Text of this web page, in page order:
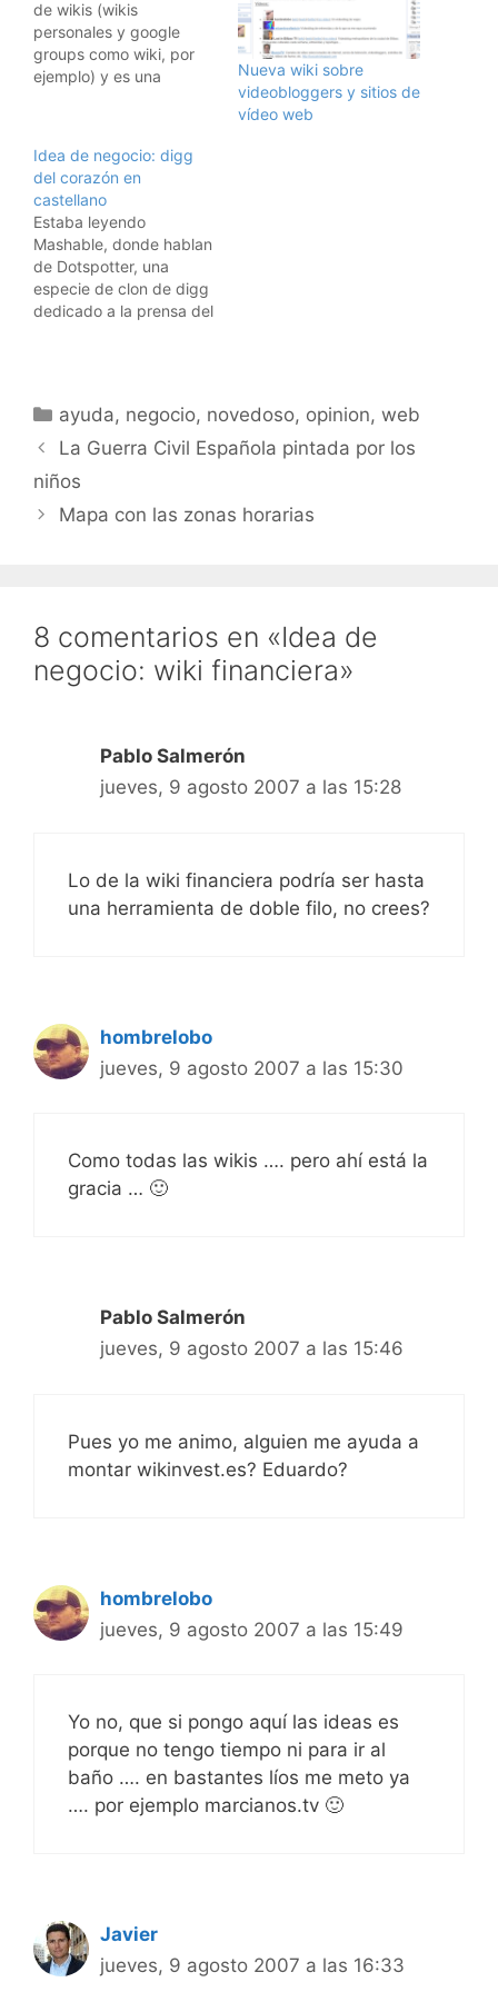
de wikis (wikis
personales y google
groups como wiki, por
ejemplo) y es una
wiki para mi solito para
guardas los marcadores,
textos, enlaces, trozos
de código y todo lo
demás que encuentro
por ahí. Y…
Nueva wiki sobre
videobloggers y sitios de
vídeo web
Idea de negocio: digg
del corazón en
castellano
Estaba leyendo
Mashable, donde hablan
de Dotspotter, una
especie de clon de digg
dedicado a la prensa del
castellano que trate de
ese tema tan
la prensa del corazón
tiene salida en…
Categorías
ayuda, negocio, novedoso, opinion,web
La Guerra Civil Española pintada por los
niños
Mapa con las zonas horarias
8 comentarios en «Idea de
negocio: wiki financiera»
Pablo Salmerón
jueves, 9 agosto 2007 a las 15:28
Lo de la wiki financiera podría ser hasta
una herramienta de doble filo, no crees?
hombrelobo
jueves, 9 agosto 2007 a las 15:30
Como todas las wikis …. pero ahí está la
gracia … 🙂
Pablo Salmerón
jueves, 9 agosto 2007 a las 15:46
Pues yo me animo, alguien me ayuda a
montar wikinvest.es? Eduardo?
hombrelobo
jueves, 9 agosto 2007 a las 15:49
Yo no, que si pongo aquí las ideas es
porque no tengo tiempo ni para ir al
baño …. en bastantes líos me meto ya
…. por ejemplo marcianos.tv 🙂
Javier
jueves, 9 agosto 2007 a las 16:33